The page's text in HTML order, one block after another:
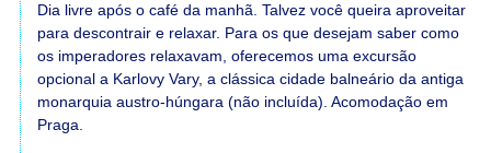
Dia livre após o café da manhã. Talvez você queira aproveitar
para descontrair e relaxar. Para os que desejam saber como
os imperadores relaxavam, oferecemos uma excursão
opcional a Karlovy Vary, a clássica cidade balneário da antiga
monarquia austro-húngara (não incluída). Acomodação em
Praga.